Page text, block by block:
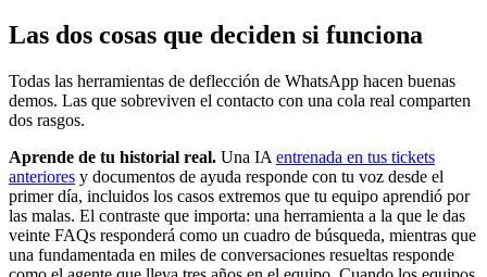
Las dos cosas que deciden si funciona
Todas las herramientas de deflección de WhatsApp hacen buenas
demos. Las que sobreviven el contacto con una cola real comparten
dos rasgos.
Aprende de tu historial real. Una IA entrenada en tus tickets
anteriores y documentos de ayuda responde con tu voz desde el
primer día, incluidos los casos extremos que tu equipo aprendió por
las malas. El contraste que importa: una herramienta a la que le das
veinte FAQs responderá como un cuadro de búsqueda, mientras que
una fundamentada en miles de conversaciones resueltas responde